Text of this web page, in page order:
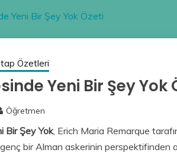
Yeni Bir Şey Yok Özeti
Özetleri
Yeni Bir Şey Yok
Öğretmen
Bir Şey Yok, Erich Maria Remarque
genç bir Alman askerinin perspektifinden